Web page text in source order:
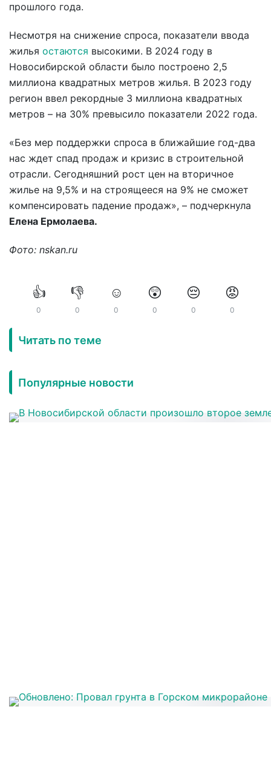
прошлого года.
Несмотря на снижение спроса, показатели ввода
жилья остаются высокими. В 2024 году в
Новосибирской области было построено 2,5
миллиона квадратных метров жилья. В 2023 году
регион ввел рекордные 3 миллиона квадратных
метров – на 30% превысило показатели 2022 года.
«Без мер поддержки спроса в ближайшие год-два
нас ждет спад продаж и кризис в строительной
отрасли. Сегодняшний рост цен на вторичное
жилье на 9,5% и на строящееся на 9% не сможет
компенсировать падение продаж», – подчеркнула
Елена Ермолаева.
Фото: nskan.ru
👍
0
👎
0
☺️
0
😲
0
😔
0
😡
0
Читать по теме
Популярные новости